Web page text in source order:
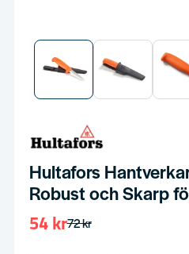
Hultafors
Robust och Skarp
72 kr
54 kr